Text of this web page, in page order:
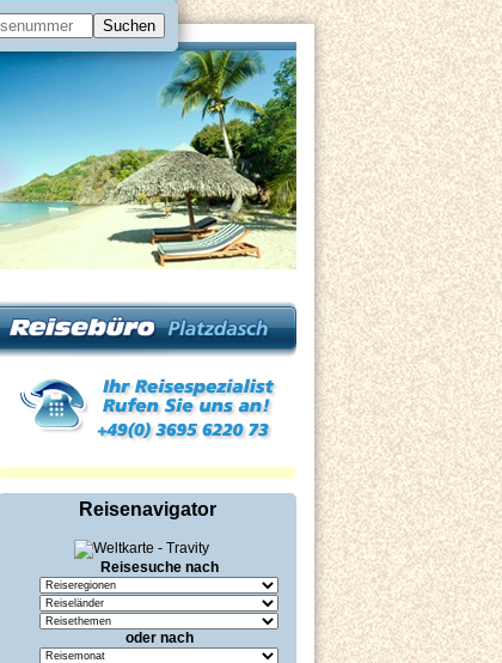
Reisenavigator
Reisesuche nach
oder nach